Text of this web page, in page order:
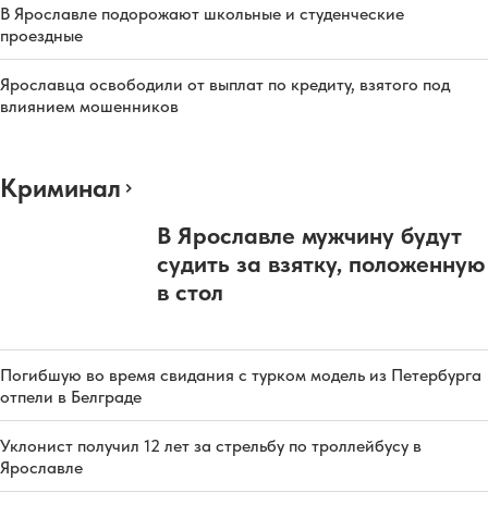
В Ярославле подорожают школьные и студенческие
проездные
Ярославца освободили от выплат по кредиту, взятого под
влиянием мошенников
Криминал
В Ярославле мужчину будут
судить за взятку, положенную
в стол
Погибшую во время свидания с турком модель из Петербурга
отпели в Белграде
Уклонист получил 12 лет за стрельбу по троллейбусу в
Ярославле